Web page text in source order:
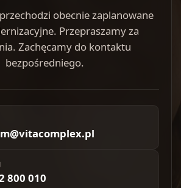
obecnie zaplanowane
Przepraszamy za
Zachęcamy do kontaktu
bezpośredniego.
800 010